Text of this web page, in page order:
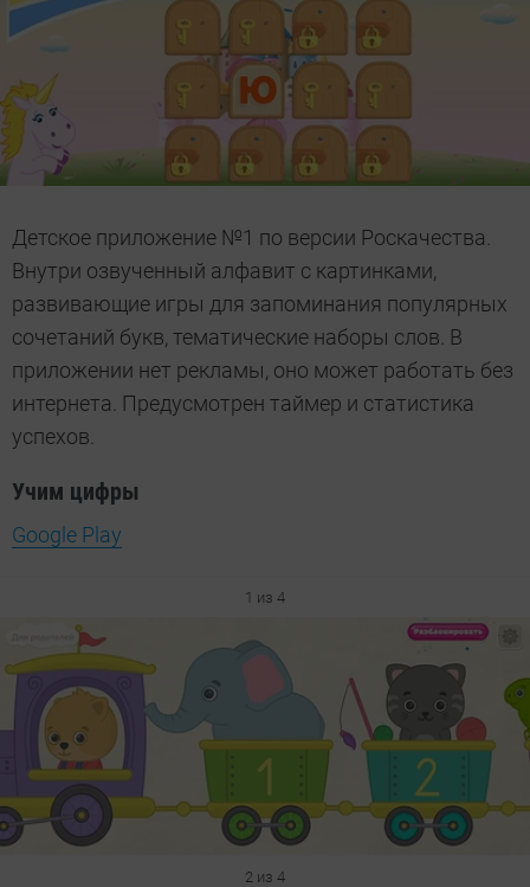
Детское приложение №1 по версии Роскачества.
Внутри озвученный алфавит с картинками,
развивающие игры для запоминания популярных
сочетаний букв, тематические наборы слов. В
приложении нет рекламы, оно может работать без
интернета. Предусмотрен таймер и статистика
успехов.
Учим цифры
Google Play
1 из 4
2 из 4